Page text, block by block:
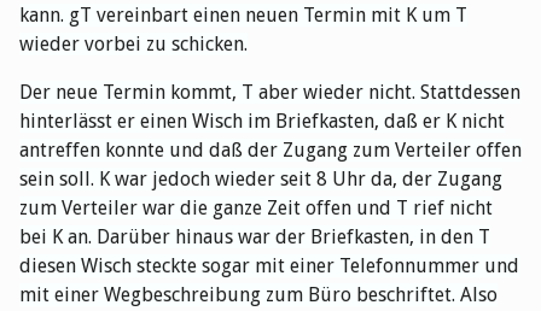
kann. gT vereinbart einen neuen Termin mit K um T
wieder vorbei zu schicken.
Der neue Termin kommt, T aber wieder nicht. Stattdessen
hinterlässt er einen Wisch im Briefkasten, daß er K nicht
antreffen konnte und daß der Zugang zum Verteiler offen
sein soll. K war jedoch wieder seit 8 Uhr da, der Zugang
zum Verteiler war die ganze Zeit offen und T rief nicht
bei K an. Darüber hinaus war der Briefkasten, in den T
diesen Wisch steckte sogar mit einer Telefonnummer und
mit einer Wegbeschreibung zum Büro beschriftet. Also